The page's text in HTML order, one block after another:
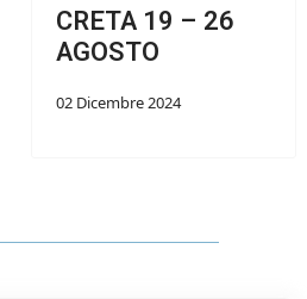
CRETA 19 – 26
AGOSTO
02 Dicembre 2024